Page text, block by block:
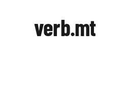
verb.mt